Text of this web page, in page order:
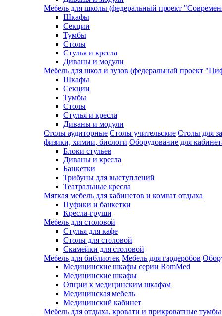
Мебель для школы (федеральный проект
Шкафы
Секции
Тумбы
Столы
Стулья и кресла
Диваны и модули
Мебель для школ и вузов (федеральный проект
Шкафы
Секции
Тумбы
Столы
Стулья и кресла
Диваны и модули
Столы аудиторные Столы учительские Столы для
физики, химии, биологи Оборудование для
Блоки стульев
Диваны и кресла
Банкетки
Трибуны для выступлений
Театральные кресла
Мягкая мебель для кабинетов и комнат отдыха
Пуфики и банкетки
Кресла-груши
Мебель для столовой
Cтулья для кафе
Cтолы для столовой
Скамейки для столовой
Мебель для библиотек Мебель для гардеробов
Медицинские шкафы серии RomMed
Медицинские шкафы
Опции к медицинским шкафам
Медицинская мебель
Медицинский кабинет
Мебель для отдыха, кровати и прикроватные тумбы